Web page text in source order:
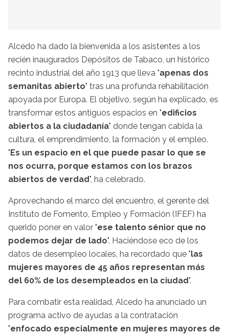
Alcedo ha dado la bienvenida a los asistentes a los
recién inaugurados Depósitos de Tabaco, un histórico
recinto industrial del año 1913 que lleva "apenas dos
semanitas abierto" tras una profunda rehabilitación
apoyada por Europa. El objetivo, según ha explicado, es
transformar estos antiguos espacios en "edificios
abiertos a la ciudadanía" donde tengan cabida la
cultura, el emprendimiento, la formación y el empleo.
"Es un espacio en el que puede pasar lo que se
nos ocurra, porque estamos con los brazos
abiertos de verdad", ha celebrado.
Aprovechando el marco del encuentro, el gerente del
Instituto de Fomento, Empleo y Formación (IFEF) ha
querido poner en valor "ese talento sénior que no
podemos dejar de lado". Haciéndose eco de los
datos de desempleo locales, ha recordado que "las
mujeres mayores de 45 años representan más
del 60% de los desempleados en la ciudad".
Para combatir esta realidad, Alcedo ha anunciado un
programa activo de ayudas a la contratación
"enfocado especialmente en mujeres mayores de